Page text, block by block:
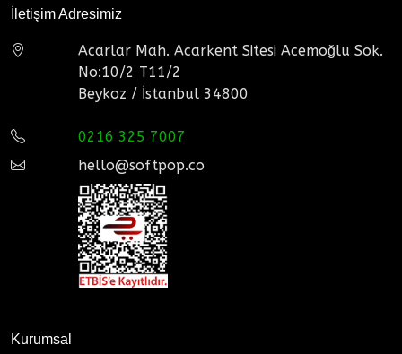
İletişim Adresimiz
Acarlar Mah. Acarkent Sitesi Acemoğlu Sok.
No:10/2 T11/2
Beykoz / İstanbul 34800
0216 325 7007
hello@softpop.co
Kurumsal